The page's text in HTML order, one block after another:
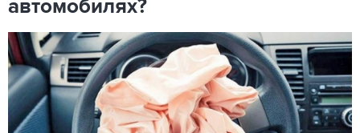
автомобилях?